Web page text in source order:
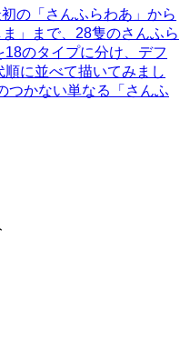
の「さんふらわあ」から
」まで、28隻のさんふら
のタイプに分け、デフ
に並べて描いてみまし
つかない単なる「さんふ